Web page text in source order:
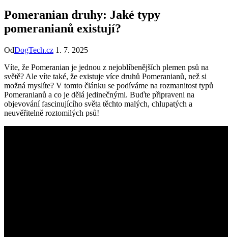
Pomeranian druhy: Jaké typy
pomeranianů existují?
OdDogTech.cz 1. 7. 2025
Víte, že Pomeranian je jednou z ‍nejoblíbenějších plemen psů na
světě? Ale víte také, že existuje více druhů Pomeranianů, než si
‌možná myslíte? V tomto článku se podíváme na rozmanitost typů
Pomeranianů a co je dělá jedinečnými. Buďte připraveni na
objevování fascinujícího světa těchto malých, chlupatých a
neuvěřitelně roztomilých psů!